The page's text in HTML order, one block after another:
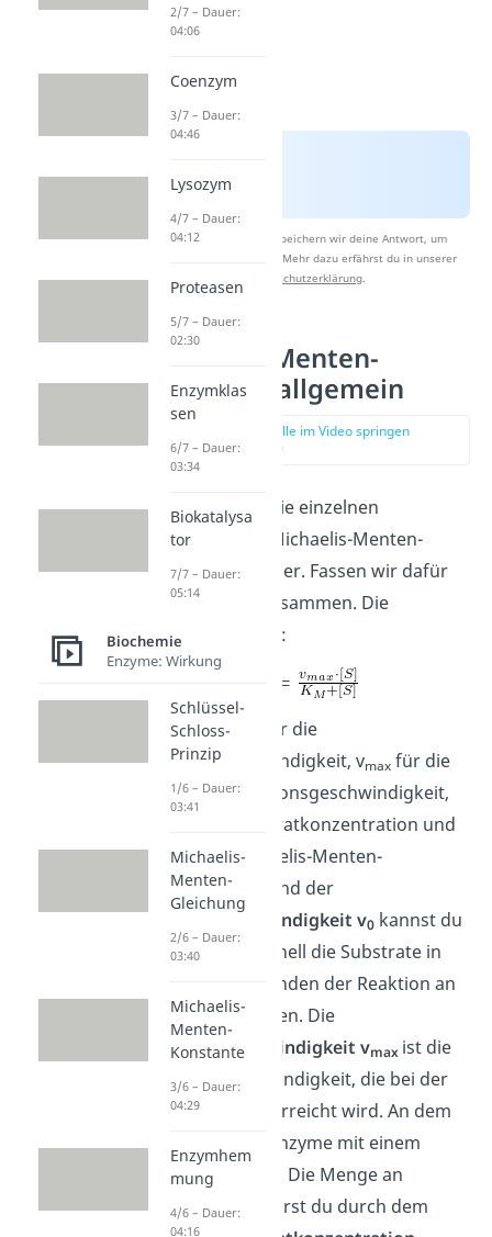
Nach Beantwortung speichern wir deine Antwort, um
Studyflix zu verbessern. Mehr dazu erfährst du in unserer
Datenschutzerklärung.
Michaelis-Menten-
Gleichung allgemein
zur Stelle im Video springen
(00:48)
Betrachten wir die einzelnen
Parameter
der Michaelis-Menten-
Gleichung genauer. Fassen wir dafür
nochmal kurz zusammen. Die
Gleichung
lautet:
Dabei steht v
für die
Anfangsgeschwindigkeit, vmaxfür die
maximale Reaktionsgeschwindigkeit,
[S] für die Substratkonzentration und
K
für die Michaelis-Menten-
Konstante. Anhand der
Anfangsgeschwindigkeit v0kannst du
messen, wie schnell die Substrate in
den ersten Sekunden der Reaktion an
die Enzyme binden. Die
Maximalgeschwindigkeit vmax ist die
höchste Geschwindigkeit, die bei der
Enzymreaktion erreicht wird. An dem
Punkt sind alle Enzyme mit einem
Substrat besetzt. Die Menge an
Substraten erfährst du durch dem
2/7 – Dauer:
04:06
Coenzym
3/7 – Dauer:
04:46
Lysozym
4/7 – Dauer:
04:12
Proteasen
5/7 – Dauer:
02:30
Enzymklas
sen
6/7 – Dauer:
03:34
Biokatalysa
tor
7/7 – Dauer:
05:14
Biochemie
Enzyme: Wirkung
Schlüssel-
Schloss-
Prinzip
1/6 – Dauer:
03:41
Michaelis-
Menten-
Gleichung
2/6 – Dauer:
03:40
Michaelis-
Menten-
Konstante
3/6 – Dauer:
04:29
Enzymhem
mung
4/6 – Dauer:
04:16